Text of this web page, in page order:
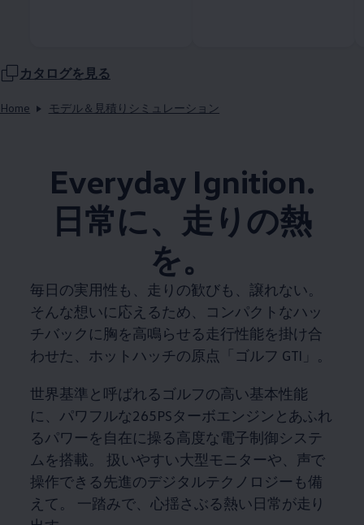
カタログを見る
Home モデル＆見積りシミュレーション
Everyday Ignition.
日常に、走りの熱
を。
毎日の実用性も、走りの歓びも、譲れない。
そんな想いに応えるため、コンパクトなハッ
チバックに胸を⾼鳴らせる走行性能を掛け合
わせた、ホットハッチの原点「ゴルフ GTI」。
世界基準と呼ばれるゴルフの高い基本性能
に、パワフルな265PSターボエンジンとあふれ
るパワーを自在に操る高度な電子制御システ
ムを搭載。 扱いやすい大型モニターや、声で
操作できる先進のデジタルテクノロジーも備
えて。 一踏みで、心揺さぶる熱い日常が走り